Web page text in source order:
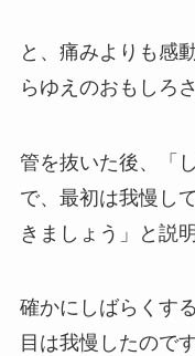
と、痛みよりも感
らゆえのおもしろ
管を抜いた後、「
で、最初は我慢し
きましょう」と説
確かにしばらくす
目は我慢したので